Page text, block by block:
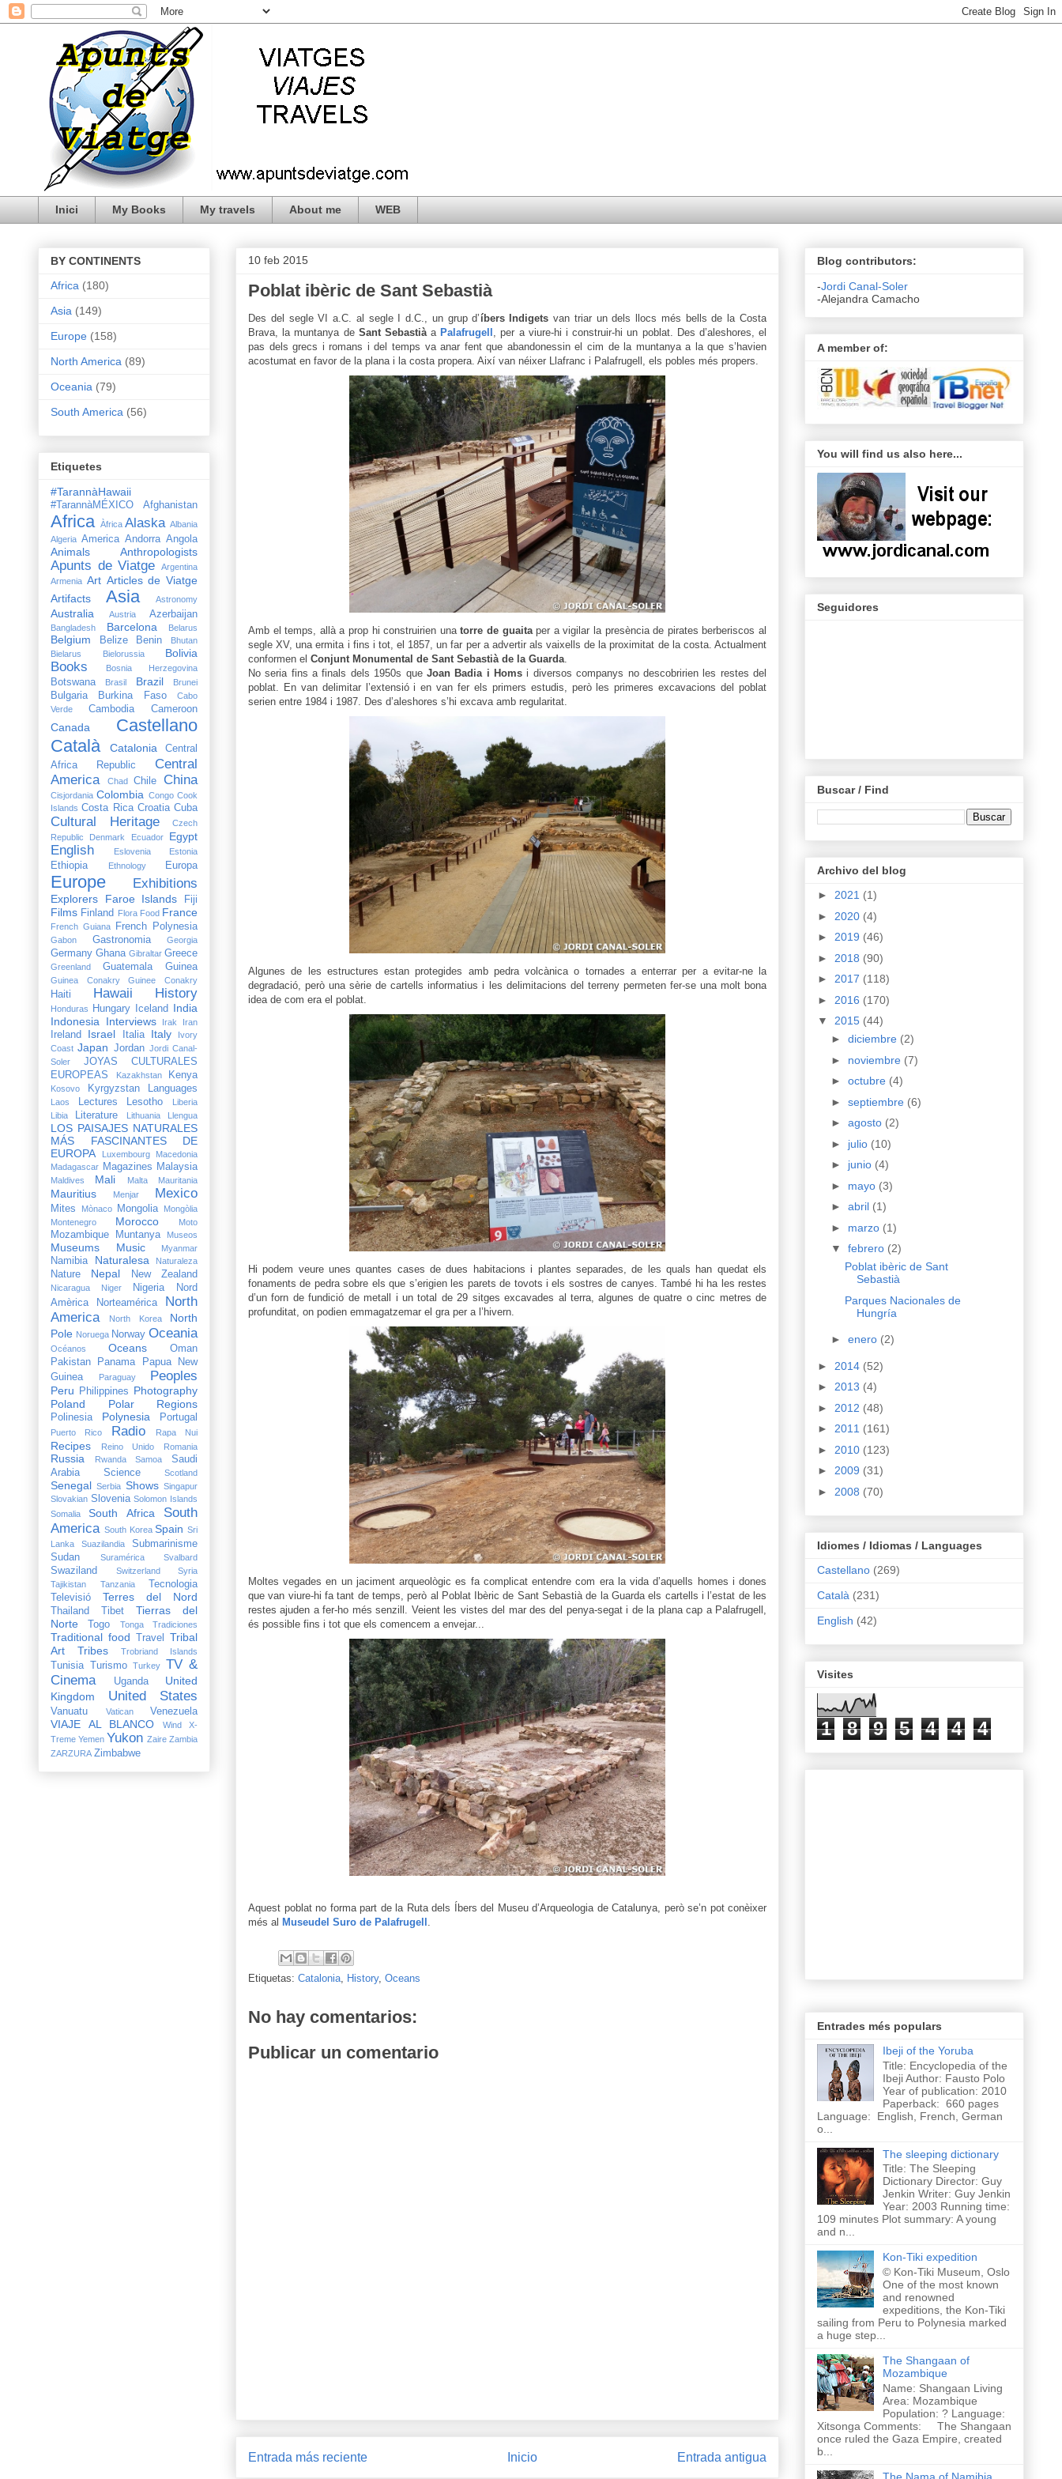
Inici My Books My travels About me WEB
10 feb 2015
Poblat ibèric de Sant Sebastià
Des del segle VI a.C. al segle I d.C., un grup d’íbers Indigets van triar un dels llocs més bells de la Costa
Brava, la muntanya de Sant Sebastiàa Palafrugell
, per a viure-hi i construir-hi un poblat. Des d’aleshores, el
pas dels grecs i romans i del temps va anar fent que abandonessin el cim de la muntanya a la que s’havien
acostumat en favor de la plana i la costa propera. Així van néixer Llafranc i Palafrugell, els pobles més propers.
Amb el temps, allà a prop hi construirien unatorre de guaitaper a vigilar la presència de pirates berberiscos al
segle XV, una ermita i fins i tot, el 1857, un far per a advertir als vaixells de la proximitat de la costa. Actualment
conformen el Conjunt Monumental de Sant Sebastià de la Guarda
No seria fins a finals dels 1950s que Joan Badia i Homs i diversos companys no descobririen les restes del
poblat. En van delimitar l’extensió i en van fer els primers estudis, però les primeres excavacions del poblat
serien entre 1984 i 1987. Des d’aleshores s’hi excava amb regularitat.
Algunes de les estructures estan protegides amb pedra volcànica o tornades a enterrar per a evitar-ne la
degradació, però una sèrie de cartells informatius i les delimitacions del terreny permeten fer-se una molt bona
idea de com era el poblat.
Hi podem veure unes quantes cases de dues habitacions i plantes separades, de les quals han quedat els
fonaments de pedra sobre els que s’erigien les parets de tovots i els sostres de canyes. També hi ha les restes
d’un forn de fundició de metall i un total de 29 sitges excavades al terra, algunes de quatre o cinc metres de
profunditat, on podien emmagatzemar el gra per a l’hivern.
Moltes vegades en un jaciment arqueològic es fa complicat entendre com era la vida d’aquells homes i dones
que van viure-hi fa tant de temps, però al Poblat Ibèric de Sant Sebastià de la Guarda els cartells i l’estat de les
restes ajuden a fer-ho més senzill. Veient les vistes del mar des del penya-segat i de la plana cap a Palafrugell,
és possible fins i tot que els comencem a envejar...
Aquest poblat no forma part de la Ruta dels Íbers del Museu d’Arqueologia de Catalunya, però se’n pot conèixer
més al Museudel Suro de Palafrugell
Etiquetas: Catalonia History, Oceans
No hay comentarios:
Publicar un comentario
Entrada más reciente Entrada antigua
Inicio
BY CONTINENTS
Africa (180)
Asia (149)
Europe (158)
North America (89)
Oceania (79)
South America (56)
Etiquetes
#TarannàHawaii
#TarannàMÉXICO Afghanistan
Africa Àfrica Alaska Albania
Algeria America Andorra Angola
Animals Anthropologists
Apunts de Viatge
Argentina
Armenia Art Articles de Viatge
Artifacts
Asia Astronomy
Australia Austria Azerbaijan
Bangladesh Barcelona Belarus
Belgium Belize Benin
Bhutan
Bielarus
Bielorussia Bolivia
Books Bosnia Herzegovina
Botswana Brasil Brazil Brunei
Bulgaria Burkina Faso
Cabo
Verde
Cambodia Cameroon
Canada
Castellano
Català
Catalonia
Central
Africa Republic
Central
America
Chad Chile China
Cisjordania Colombia Congo Cook
Islands Costa Rica Croatia Cuba
Cultural Heritage
Czech
Republic
Denmark Ecuador Egypt
English Eslovenia Estonia
Ethiopia Ethnology Europa
Europe Exhibitions
Explorers Faroe Islands Fiji
Films Finland Flora Food France
French Guiana French Polynesia
Gabon Gastronomia Georgia
Germany Ghana Gibraltar Greece
Greenland Guatemala Guinea
Guinea Conakry Guinee Conakry
Haiti Hawaii History
Honduras Hungary Iceland India
Indonesia
Interviews Irak Iran
Ireland Israel Italia Italy
Ivory
Coast Japan Jordan Jordi Canal-
Soler
JOYAS CULTURALES
EUROPEAS
Kazakhstan Kenya
Kosovo Kyrgyzstan Languages
Laos Lectures Lesotho
Liberia
Libia
Literature Lithuania Llengua
LOS PAISAJES NATURALES
MÁS FASCINANTES DE
EUROPA
Luxembourg
Macedonia
Madagascar Magazines Malaysia
Maldives Mali Malta Mauritania
Mauritius Menjar Mexico
Mites Mònaco Mongolia
Mongòlia
Montenegro
Morocco Moto
Mozambique Muntanya Museos
Museums Music Myanmar
Namibia Naturalesa Naturaleza
Nature Nepal New Zealand
Nicaragua Niger Nigeria
Nord
Amèrica
Norteamérica
North
America
North Korea
North
Pole Noruega Norway Oceania
Océanos Oceans
Oman
Pakistan
Panama
Papua New
Guinea
Paraguay Peoples
Peru Philippines Photography
Poland
Polar Regions
Polinesia Polynesia Portugal
Puerto Rico Radio Rapa Nui
Recipes Reino Unido Romania
Russia Rwanda Samoa
Saudi
Arabia
Science Scotland
Senegal Serbia Shows Singapur
Slovakian Slovenia Solomon Islands
Somalia
South Africa
South
America South Korea Spain Sri
Lanka
Suazilandia
Submarinisme
Sudan
Suramérica Svalbard
Swaziland Switzerland
Syria
Tajikistan
Tanzania
Tecnologia
Televisió
Terres del Nord
Thailand Tibet
Tierras del
Norte
Togo Tonga Tradiciones
Traditional food Travel
Tribal
Art
Tribes Trobriand Islands
Tunisia Turismo Turkey TV &
Cinema
Uganda
United
Kingdom
United States
Vanuatu Vatican Venezuela
VIAJE AL BLANCO
Wind X-
Treme Yemen Yukon Zaire Zambia
ZARZURA Zimbabwe
Blog contributors:
-Jordi Canal-Soler
-Alejandra Camacho
A member of:
You will find us also here...
Seguidores
Buscar / Find
Archivo del blog
► 2021 (1)
► 2020 (4)
► 2019 (46)
► 2018 (90)
► 2017 (118)
► 2016 (170)
▼ 2015 (44)
► diciembre (2)
► noviembre (7)
► octubre (4)
► septiembre (6)
► agosto (2)
► julio (10)
► junio (4)
► mayo (3)
► abril (1)
► marzo (1)
▼ febrero (2)
Poblat ibèric de Sant
Sebastià
Parques Nacionales de
Hungría
► enero (2)
► 2014 (52)
► 2013 (4)
► 2012 (48)
► 2011 (161)
► 2010 (123)
► 2009 (31)
► 2008 (70)
Idiomes / Idiomas / Languages
Castellano (269)
Català (231)
English (42)
Visites
1 8 9 5 4 4 4
Entrades més populars
Ibeji of the Yoruba
Title: Encyclopedia of the
Ibeji Author: Fausto Polo
Year of publication: 2010
Paperback: 660 pages
Language: English, French, German
o...
The sleeping dictionary
Title: The Sleeping
Dictionary Director: Guy
Jenkin Writer: Guy Jenkin
Year: 2003 Running time:
109 minutes Plot summary: A young
and n...
Kon-Tiki expedition
© Kon-Tiki Museum, Oslo
One of the most known
and renowned
expeditions, the Kon-Tiki
sailing from Peru to Polynesia marked
a huge step...
The Shangaan of
Mozambique
Name: Shangaan Living
Area: Mozambique
Population: ? Language:
Xitsonga Comments: The Shangaan
once ruled the Gaza Empire, created
b...